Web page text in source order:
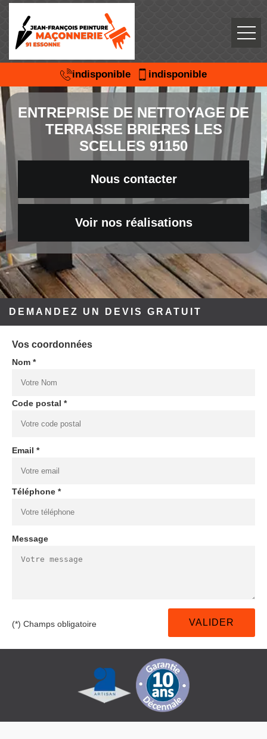
indisponible indisponible
ENTREPRISE DE NETTOYAGE DE
TERRASSE BRIERES LES
SCELLES 91150
Nous contacter
Voir nos réalisations
DEMANDEZ UN DEVIS GRATUIT
Vos coordonnées
Nom *
Code postal *
Email *
Téléphone *
Message
(*) Champs obligatoire